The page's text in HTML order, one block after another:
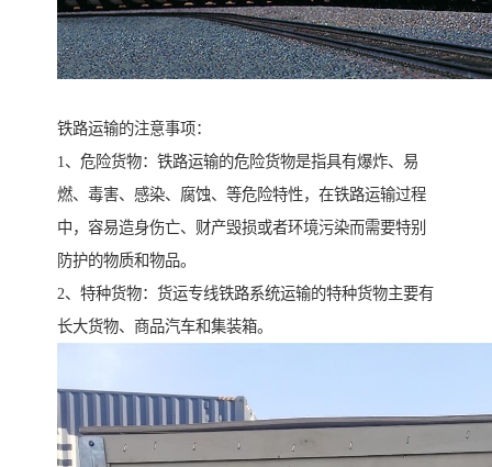
铁路运输的注意事项：
1、危险货物：铁路运输的危险货物是指具有爆炸、易
燃、毒害、感染、腐蚀、等危险特性，在铁路运输过程
中，容易造身伤亡、财产毁损或者环境污染而需要特别
防护的物质和物品。
2、特种货物：货运专线铁路系统运输的特种货物主要有
长大货物、商品汽车和集装箱。